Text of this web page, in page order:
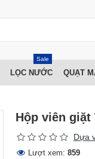
LỌC NƯỚC
Sale
QUẠT
Hộp viên giặt
Dựa
Lượt xem: 859